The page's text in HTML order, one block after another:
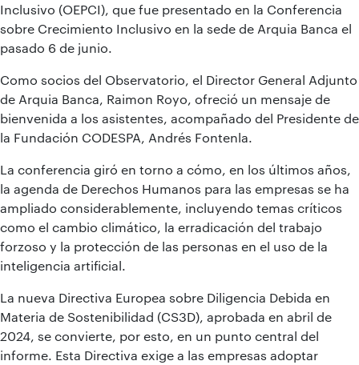
Inclusivo (OEPCI), que fue presentado en la Conferencia
sobre Crecimiento Inclusivo en la sede de Arquia Banca el
pasado 6 de junio.
Como socios del Observatorio, el Director General Adjunto
de Arquia Banca, Raimon Royo, ofreció un mensaje de
bienvenida a los asistentes, acompañado del Presidente de
la Fundación CODESPA, Andrés Fontenla.
La conferencia giró en torno a cómo, en los últimos años,
la agenda de Derechos Humanos para las empresas se ha
ampliado considerablemente, incluyendo temas críticos
como el cambio climático, la erradicación del trabajo
forzoso y la protección de las personas en el uso de la
inteligencia artificial.
La nueva Directiva Europea sobre Diligencia Debida en
Materia de Sostenibilidad (CS3D), aprobada en abril de
2024, se convierte, por esto, en un punto central del
informe. Esta Directiva exige a las empresas adoptar